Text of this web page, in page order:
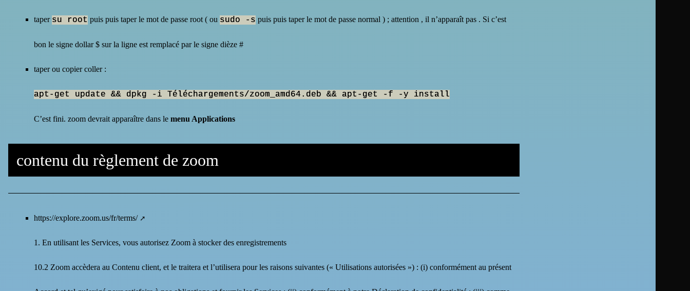
taper su root puis puis taper le mot de passe root ( ou sudo -s puis puis taper le mot de passe normal ) ; attention , il n’apparaît pas . Si c’est
bon le signe dollar $ sur la ligne est remplacé par le signe dièze #
taper ou copier coller :
apt-get update && dpkg -i Téléchargements/zoom_amd64.deb && apt-get -f -y install
C’est fini. zoom devrait apparaître dans le menu Applications
contenu du règlement de zoom
https://explore.zoom.us/fr/terms/
1. En utilisant les Services, vous autorisez Zoom à stocker des enregistrements
10.2 Zoom accèdera au Contenu client, et le traitera et l’utilisera pour les raisons suivantes (« Utilisations autorisées ») : (i) conformément au présent